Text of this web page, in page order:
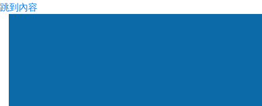
跳到內容